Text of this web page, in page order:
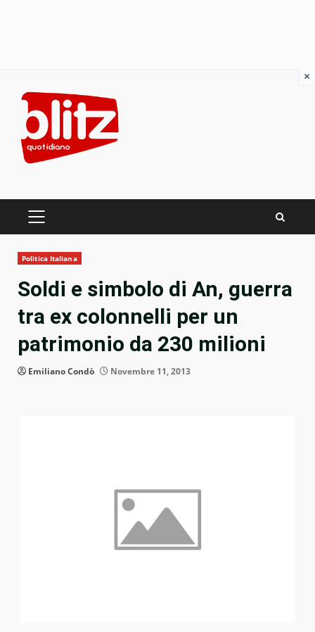
content
PRIMARY
Politica Italiana
Soldi e simbolo di An, guerra
tra ex colonnelli per un
patrimonio da 230 milioni
Emiliano Condò Novembre 11, 2013
×